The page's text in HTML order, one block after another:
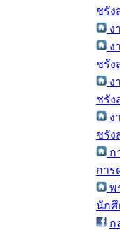
ชรัง
ง
ง
ชรัง
ง
ชรัง
ง
ชรัง
ก
การ
พ
นักศึ
ก